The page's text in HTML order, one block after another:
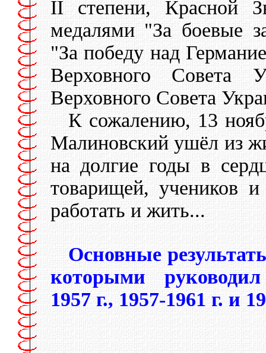
II степени, Красной
медалями "За боевые
"За победу над
Верховного Совета
Верховного Совета
К сожалению, 13
Малиновский ушёл из
на долгие годы в
товарищей, учеников
работать и жить...
Основные
которыми
1957 г., 1957-1961 г. и